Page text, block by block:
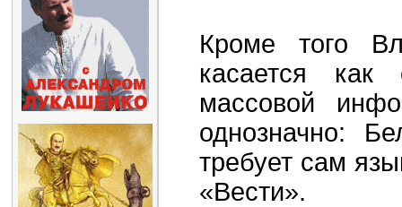
Кроме того
касается
массовой
однозначно:
требует сам
«Вести».